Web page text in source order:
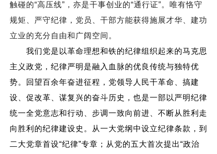
触碰的“高压线”，亦是干事创业的“通行证”。唯有恪守
规矩、严守纪律，党员、干部方能获得施展才华、建功
立业的充分自由和广阔空间。
我们党是以革命理想和铁的纪律组织起来的马克思
主义政党，纪律严明是融入血脉的优良传统与独特优
势。回望百余年奋进征程，党领导人民干革命、搞建
设、促改革、谋复兴的奋斗历史，也是一部以严明纪律
统一全党意志和行动、步调一致向前进、不断从胜利走
向胜利的纪律建设史。从一大党纲中设立纪律条款，到
二大党章首设“纪律”专章；从党的五大首次提出“政治